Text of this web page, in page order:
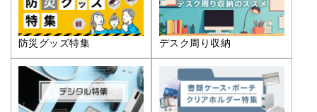
防災グッズ特集 デスク周り収納